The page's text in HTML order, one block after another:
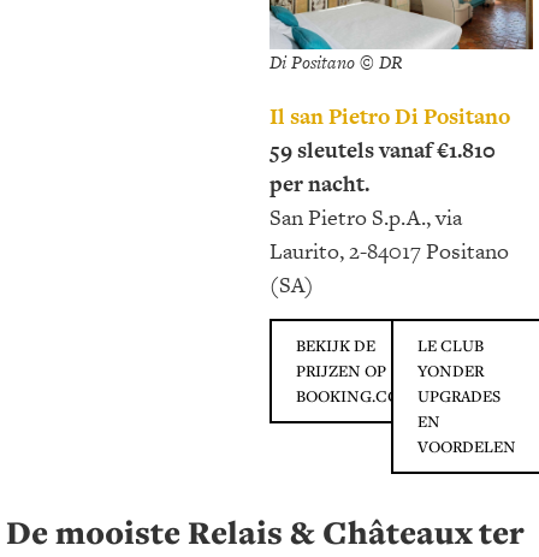
Di Positano © DR
Il san Pietro Di Positano
59 sleutels vanaf €1.810
per nacht.
San Pietro S.p.A., via
Laurito, 2-84017 Positano
(SA)
BEKIJK DE
PRIJZEN OP
BOOKING.COM
LE CLUB
YONDER
UPGRADES
EN
VOORDELEN
De mooiste Relais & Châteaux ter